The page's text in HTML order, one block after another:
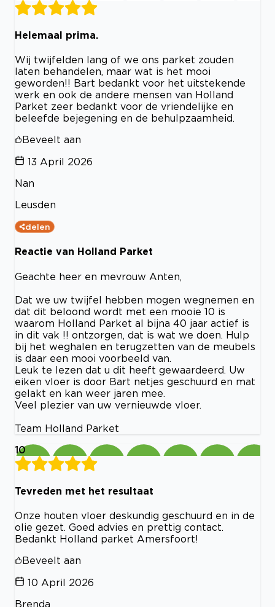
Helemaal prima.
Wij twijfelden lang of we ons parket zouden
laten behandelen, maar wat is het mooi
geworden!! Bart bedankt voor het uitstekende
werk en ook de andere mensen van Holland
Parket zeer bedankt voor de vriendelijke en
beleefde bejegening en de behulpzaamheid.
Beveelt aan
13 April 2026
Nan
Leusden
delen
Reactie van Holland Parket
Geachte heer en mevrouw Anten,
Dat we uw twijfel hebben mogen wegnemen en
dat dit beloond wordt met een mooie 10 is
waarom Holland Parket al bijna 40 jaar actief is
in dit vak !! ontzorgen, dat is wat we doen. Hulp
bij het weghalen en terugzetten van de meubels
is daar een mooi voorbeeld van.
Leuk te lezen dat u dit heeft gewaardeerd. Uw
eiken vloer is door Bart netjes geschuurd en mat
gelakt en kan weer jaren mee.
Veel plezier van uw vernieuwde vloer.
Team Holland Parket
10
Tevreden met het resultaat
Onze houten vloer deskundig geschuurd en in de
olie gezet. Goed advies en prettig contact.
Bedankt Holland parket Amersfoort!
Beveelt aan
10 April 2026
Brenda